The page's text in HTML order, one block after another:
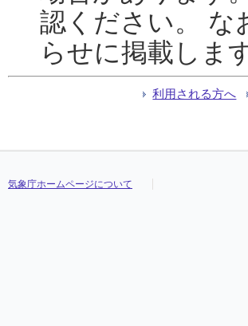
認ください。 な
らせに掲載します
利用される方へ
気象庁ホームページについて